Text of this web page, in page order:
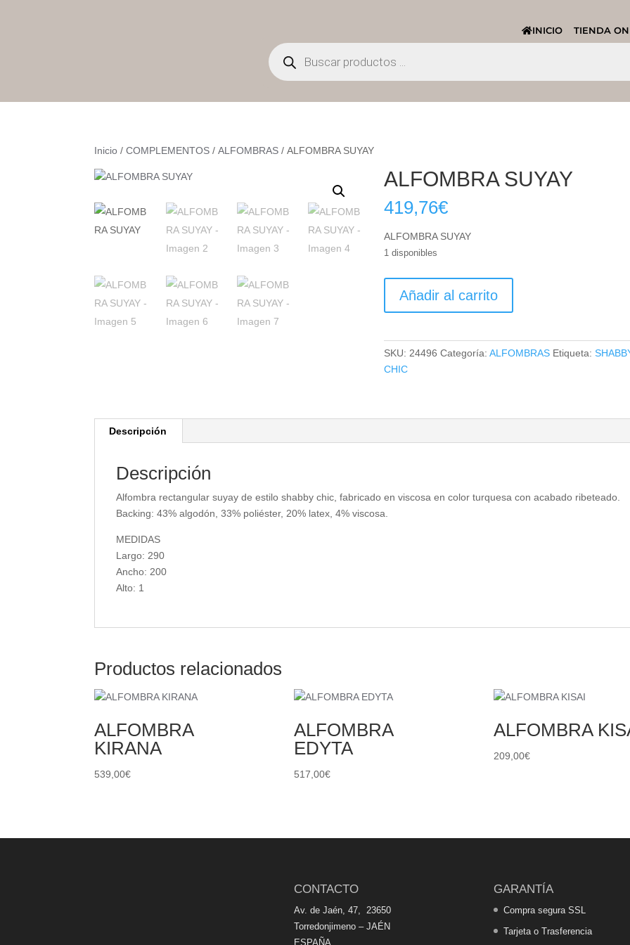
INICIO
TIENDA
Búsqueda
de
productos
Inicio /COMPLEMENTOS /ALFOMBRAS / ALFOMBRA SUYAY
ALFOMBRA SUYAY
419,76€
ALFOMBRA SUYAY
1 disponibles
SUYAY
Añadir al carrito
SKU: 24496 Categoría:ALFOMBRAS Etiqueta:
CHIC
Descripción
Descripción
Alfombra rectangular suyay de estilo shabby chic, fabricado en viscosa en color turquesa con acabado ribeteado.
Backing: 43% algodón, 33% poliéster, 20% latex, 4% viscosa.
MEDIDAS
Largo: 290
Ancho: 200
Alto: 1
Productos relacionados
ALFOMBRA
KIRANA
539,00€
ALFOMBRA
EDYTA
517,00€
ALFOMBRA
209,00€
CONTACTO
Av. de Jaén, 47, 23650
Torredonjimeno – JAÉN
ESPAÑA
GARANTÍA
Compra segura SSL
Tarjeta o Trasferencia